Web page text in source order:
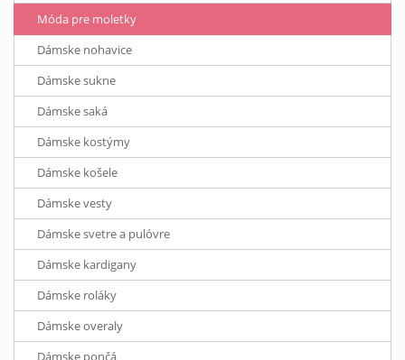
Móda pre moletky
Dámske nohavice
Dámske sukne
Dámske saká
Dámske kostýmy
Dámske košele
Dámske vesty
Dámske svetre a pulóvre
Dámske kardigany
Dámske roláky
Dámske overaly
Dámske pončá